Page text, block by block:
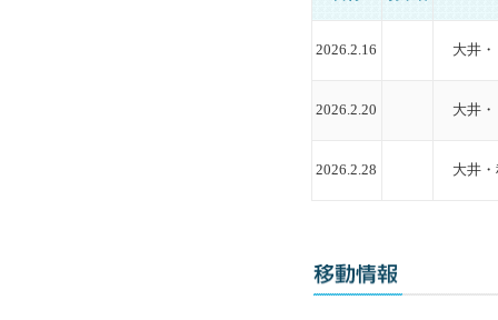
2026.2.16 大井
2026.2.20 大井
2026.2.28 大井